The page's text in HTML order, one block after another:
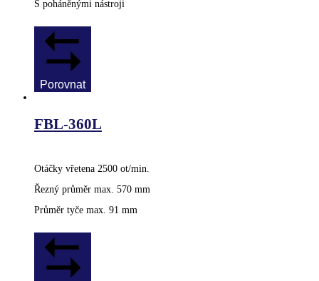
S poháněnými nástroji
Porovnat
FBL-360L
Otáčky vřetena 2500 ot/min.
Řezný průměr max. 570 mm
Průměr tyče max. 91 mm